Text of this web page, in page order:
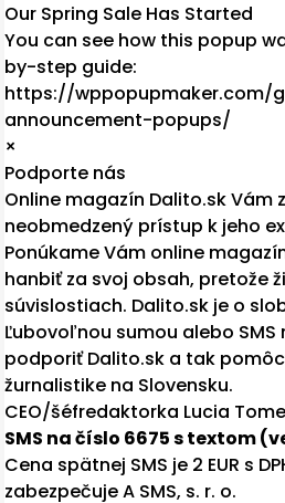
Our Spring Sale Has Started
You can see how this popup
by-step guide:
https://wppopupmaker.com/
announcement-popups/
×
Podporte nás
Online magazín Dalito.sk Vám
neobmedzený prístup k jeho
Ponúkame Vám online
hanbiť za svoj obsah, pretože
súvislostiach. Dalito.sk je o
Ľubovoľnou sumou alebo
podporiť Dalito.sk a tak
žurnalistike na Slovensku.
CEO/šéfredaktorka Lucia
SMS na číslo 6675 s textom
Cena spätnej SMS je 2 EUR s
zabezpečuje A SMS, s. r. o.